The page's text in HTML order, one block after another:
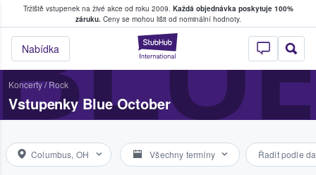
Tržiště vstupenek na živé akce od roku 2009. Každá objednávka poskytuje 100%
záruku.Ceny se mohou lišit od nominální hodnoty.
StubHub –
Nabídka
kde fanoušci kupují a prodávají vstupenky
Koncerty/Rock
Vstupenky Blue October
Columbus, OH Všechny termíny Řadit podle